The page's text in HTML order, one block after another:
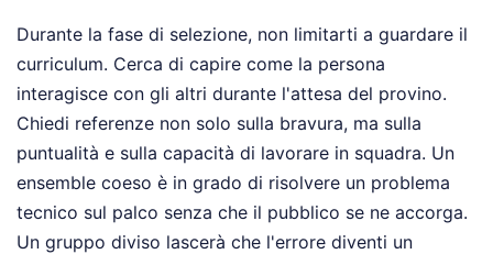
Durante la fase di selezione, non limitarti a guardare il
curriculum. Cerca di capire come la persona
interagisce con gli altri durante l'attesa del provino.
Chiedi referenze non solo sulla bravura, ma sulla
puntualità e sulla capacità di lavorare in squadra. Un
ensemble coeso è in grado di risolvere un problema
tecnico sul palco senza che il pubblico se ne accorga.
Un gruppo diviso lascerà che l'errore diventi un